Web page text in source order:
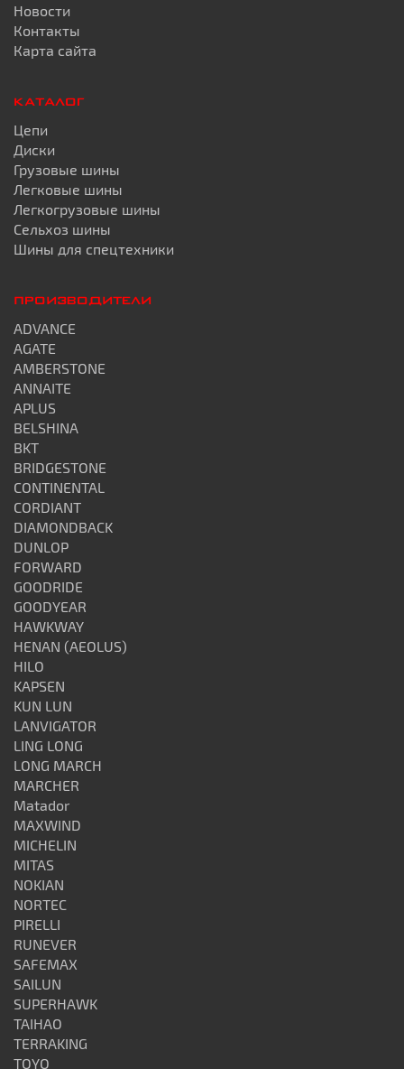
Новости
Контакты
Карта сайта
КАТАЛОГ
Цепи
Диски
Грузовые шины
Легковые шины
Легкогрузовые шины
Сельхоз шины
Шины для спецтехники
ПРОИЗВОДИТЕЛИ
ADVANCE
AGATE
AMBERSTONE
ANNAITE
APLUS
BELSHINA
BKT
BRIDGESTONE
CONTINENTAL
CORDIANT
DIAMONDBACK
DUNLOP
FORWARD
GOODRIDE
GOODYEAR
HAWKWAY
HENAN (AEOLUS)
HILO
KAPSEN
KUN LUN
LANVIGATOR
LING LONG
LONG MARCH
MARCHER
Matador
MAXWIND
MICHELIN
MITAS
NOKIAN
NORTEC
PIRELLI
RUNEVER
SAFEMAX
SAILUN
SUPERHAWK
TAIHAO
TERRAKING
TOYO